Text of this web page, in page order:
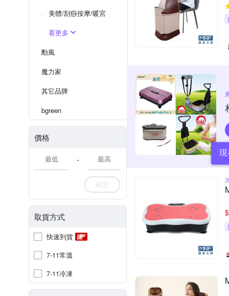
美體/刮痧按摩/暖宮
看更多
勳風
魔力家
其它品牌
bgreen
價格
-
確定
取貨方式
快速到貨
7-11常溫
7-11冷凍
$